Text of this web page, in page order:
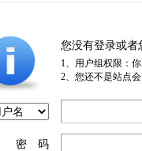
您没有登录或者
1、用户组权限：
2、您还不是站点
密 码